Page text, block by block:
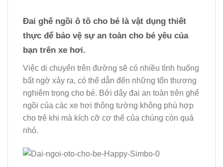
Đai ghế ngồi ô tô cho bé là vật dụng thiết
thực để bảo vệ sự an toàn cho bé yêu của
bạn trên xe hơi.
Việc di chuyển trên đường sẽ có nhiều tình huống
bất ngờ xảy ra, có thể dẫn đến những tổn thương
nghiêm trọng cho bé. Bởi dây đai an toàn trên ghế
ngồi của các xe hơi thông tường không phù hợp
cho trẻ khi mà kích cỡ cơ thể của chúng còn quá
nhỏ.